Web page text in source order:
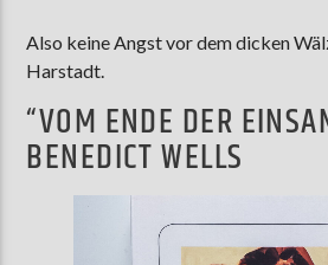
Also keine Angst vor dem dicken
Harstadt.
“VOM ENDE DER
BENEDICT WELLS